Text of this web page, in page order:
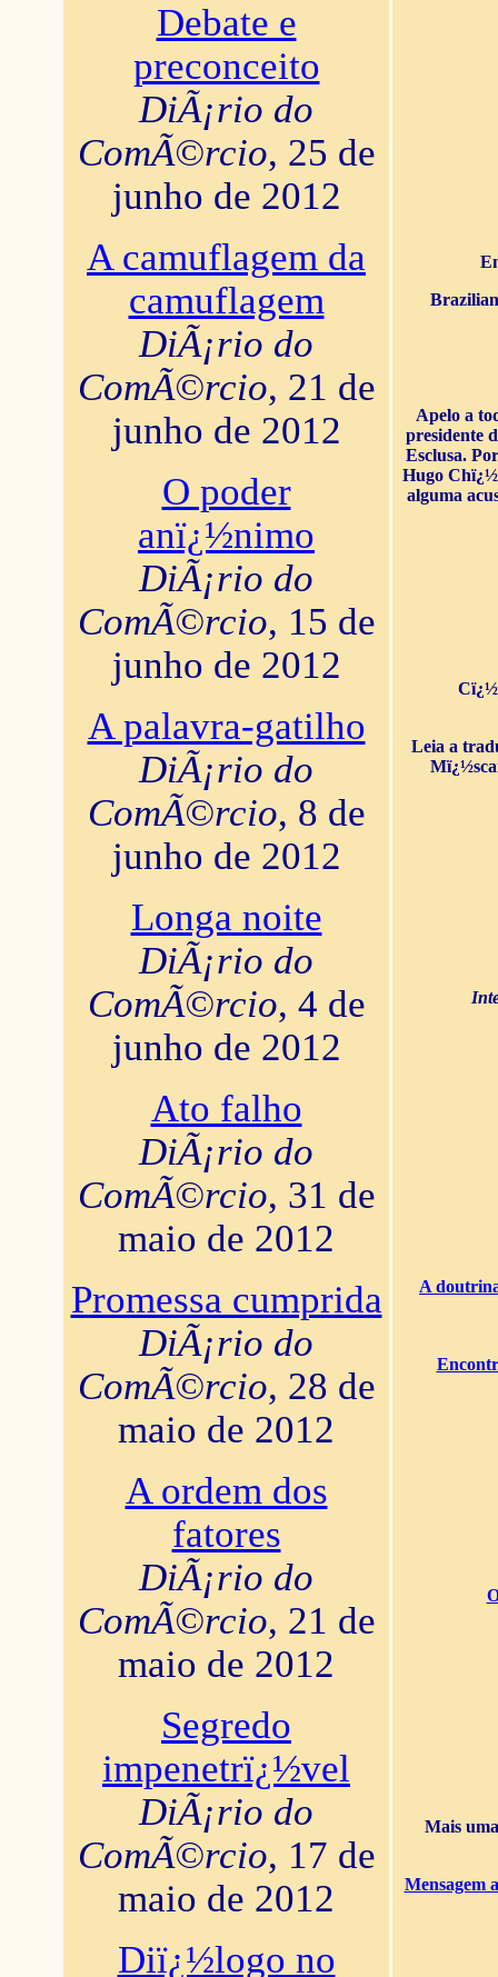
Debate e
preconceito
DiÃ¡rio do
ComÃ©rcio, 25 de
junho de 2012
A camuflagem da
camuflagem
DiÃ¡rio do
ComÃ©rcio, 21 de
junho de 2012
O poder
anï¿½nimo
DiÃ¡rio do
ComÃ©rcio, 15 de
junho de 2012
A palavra-gatilho
DiÃ¡rio do
ComÃ©rcio, 8 de
junho de 2012
Longa noite
DiÃ¡rio do
ComÃ©rcio, 4 de
junho de 2012
Ato falho
DiÃ¡rio do
ComÃ©rcio, 31 de
maio de 2012
Promessa cumprida
DiÃ¡rio do
ComÃ©rcio, 28 de
maio de 2012
A ordem dos
fatores
DiÃ¡rio do
ComÃ©rcio, 21 de
maio de 2012
Segredo
impenetrï¿½vel
DiÃ¡rio do
ComÃ©rcio, 17 de
maio de 2012
Diï¿½logo no
Apelo a
presidente
Esclusa.
Hugo
alguma
Leia a
A
Mais
Mensagem